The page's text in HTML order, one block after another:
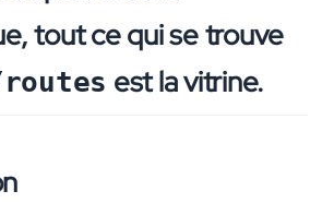
tout ce qui se trouve
est la vitrine.